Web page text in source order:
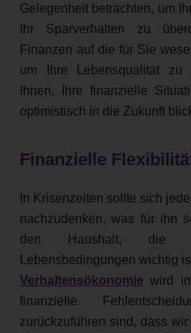
Gelegenheit betrachten, um
Ihr Sparverhalten zu
Finanzen auf die für Sie
um Ihre Lebensqualität zu
Ihnen, Ihre finanzielle
optimistisch in die Zukunft
Finanzielle
In Krisenzeiten sollte sich
nachzudenken, was für ihn
den Haushalt, die
Lebensbedingungen wichtig
Verhaltensökonomie wird
finanzielle
zurückzuführen sind, dass